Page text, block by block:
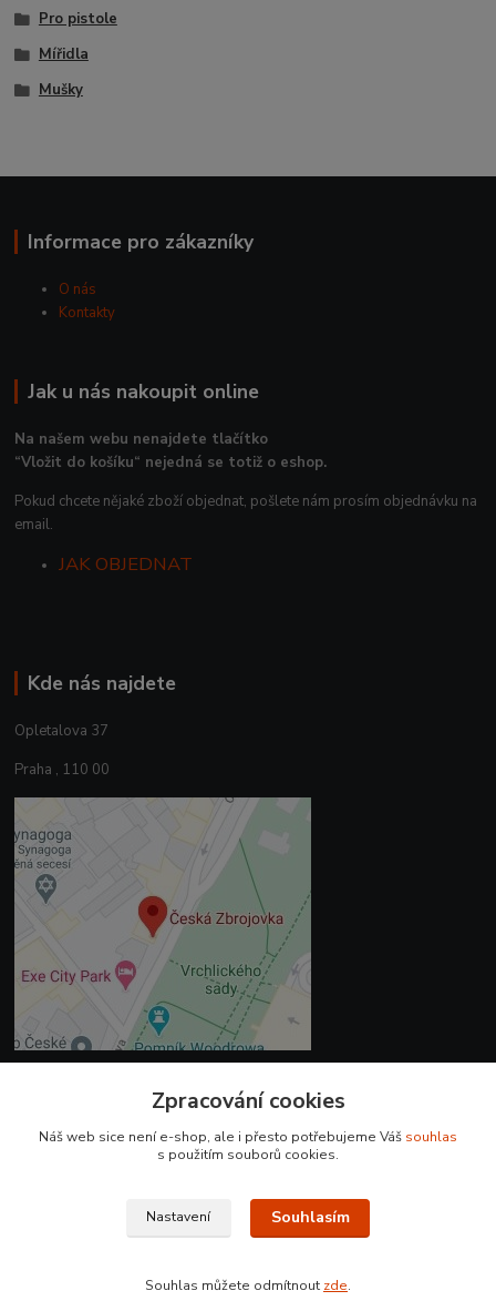
Pro pistole
Mířidla
Mušky
Informace pro zákazníky
O nás
Kontakty
Jak u nás nakoupit online
Na našem webu nenajdete tlačítko
“Vložit do košíku“ nejedná se totiž o eshop.
Pokud chcete nějaké zboží objednat, pošlete nám prosím objednávku na
email.
JAK OBJEDNAT
Kde nás najdete
Opletalova 37
Praha , 110 00
+420 225 375 800
Zpracování cookies
Náš web sice není e-shop, ale i přesto potřebujeme Váš souhlas
s použitím souborů cookies.
Nastavení Souhlasím
Souhlas můžete odmítnout zde.